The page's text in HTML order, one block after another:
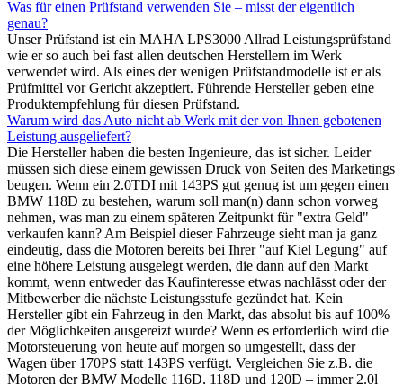
Was für einen Prüfstand verwenden Sie – misst der eigentlich
genau?
Unser Prüfstand ist ein MAHA LPS3000 Allrad Leistungsprüfstand
wie er so auch bei fast allen deutschen Herstellern im Werk
verwendet wird. Als eines der wenigen Prüfstandmodelle ist er als
Prüfmittel vor Gericht akzeptiert. Führende Hersteller geben eine
Produktempfehlung für diesen Prüfstand.
Warum wird das Auto nicht ab Werk mit der von Ihnen gebotenen
Leistung ausgeliefert?
Die Hersteller haben die besten Ingenieure, das ist sicher. Leider
müssen sich diese einem gewissen Druck von Seiten des Marketings
beugen. Wenn ein 2.0TDI mit 143PS gut genug ist um gegen einen
BMW 118D zu bestehen, warum soll man(n) dann schon vorweg
nehmen, was man zu einem späteren Zeitpunkt für "extra Geld"
verkaufen kann? Am Beispiel dieser Fahrzeuge sieht man ja ganz
eindeutig, dass die Motoren bereits bei Ihrer "auf Kiel Legung" auf
eine höhere Leistung ausgelegt werden, die dann auf den Markt
kommt, wenn entweder das Kaufinteresse etwas nachlässt oder der
Mitbewerber die nächste Leistungsstufe gezündet hat. Kein
Hersteller gibt ein Fahrzeug in den Markt, das absolut bis auf 100%
der Möglichkeiten ausgereizt wurde? Wenn es erforderlich wird die
Motorsteuerung von heute auf morgen so umgestellt, dass der
Wagen über 170PS statt 143PS verfügt. Vergleichen Sie z.B. die
Motoren der BMW Modelle 116D, 118D und 120D – immer 2.0l